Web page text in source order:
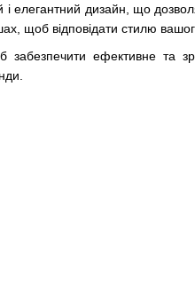
дизайн, що
щоб відповідати стилю
ефективне та